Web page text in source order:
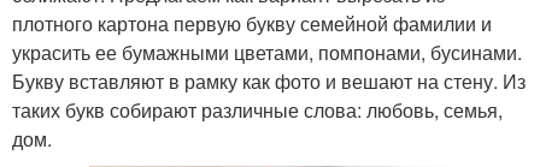
плотного картона первую букву семейной фамилии и
украсить ее бумажными цветами, помпонами, бусинами.
Букву вставляют в рамку как фото и вешают на стену. Из
таких букв собирают различные слова: любовь, семья,
дом.